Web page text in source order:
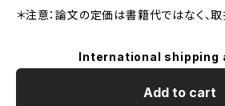
＊注意：論文の定価は書籍代ではなく、
International shipping
Add to cart